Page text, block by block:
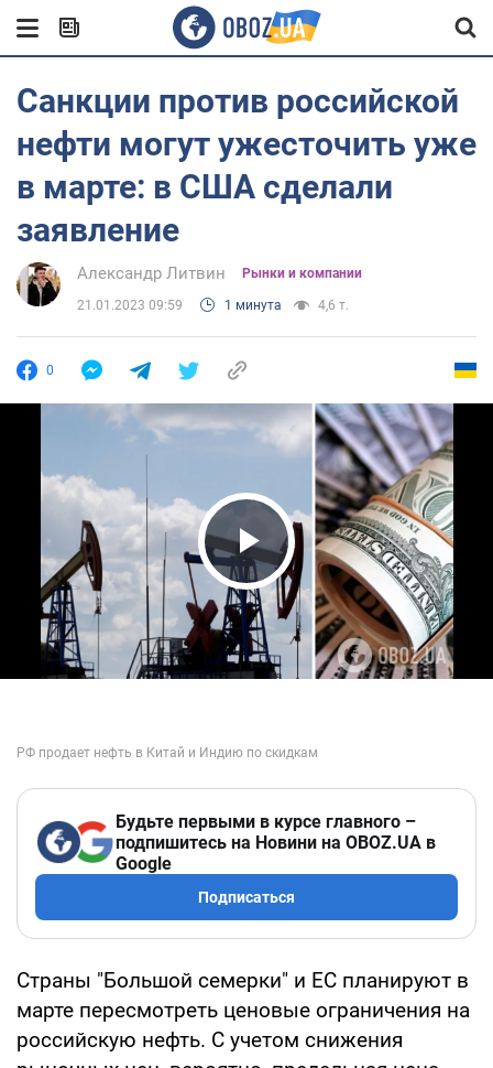
Санкции против российской
нефти могут ужесточить уже
в марте: в США сделали
заявление
Александр Литвин Рынки и компании
21.01.2023 09:59 1 минута 4,6 т.
0
Play Video
Будьте первыми в курсе главного –
подпишитесь на Новини на OBOZ.UA в
Google
Подписаться
Страны "Большой семерки" и ЕС планируют в
марте пересмотреть ценовые ограничения на
российскую нефть. С учетом снижения